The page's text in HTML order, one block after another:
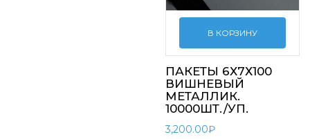
В КОРЗИНУ
ПАКЕТЫ 6Х7Х100
ВИШНЕВЫЙ
МЕТАЛЛИК.
10000ШТ./УП.
3,200.00₽